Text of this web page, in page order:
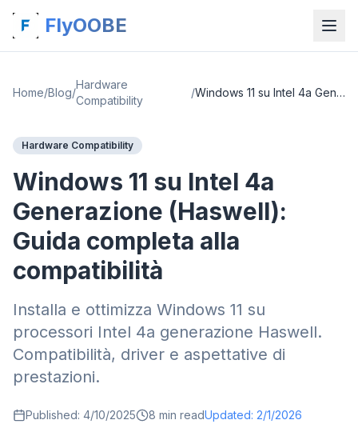
FlyOOBE
Home/Blog/
Hardware
Compatibility
/ Windows 11 su Intel 4a Generazione (Haswell): Guida completa alla compatibilità
Hardware Compatibility
Windows 11 su Intel 4a
Generazione (Haswell):
Guida completa alla
compatibilità
Installa e ottimizza Windows 11 su
processori Intel 4a generazione Haswell.
Compatibilità, driver e aspettative di
prestazioni.
Published: 4/10/2025 8 min readUpdated: 2/1/2026